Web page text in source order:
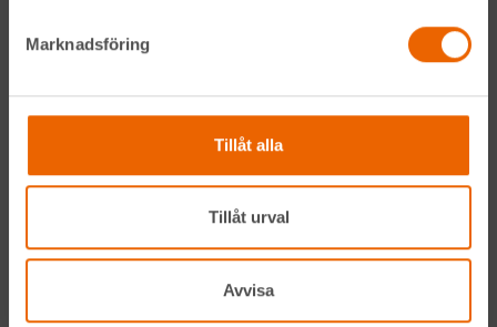
Marknadsföring
Tillåt alla
Tillåt urval
Avvisa
Våra maskiner
Våra depåer
Om HLL